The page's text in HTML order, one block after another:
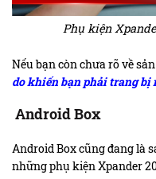
Phụ kiện
Nếu bạn cònchưa rõ về
do khiến bạn phải trang bị
Android Box
Android Box cũng đang là
những phụ kiện Xpander